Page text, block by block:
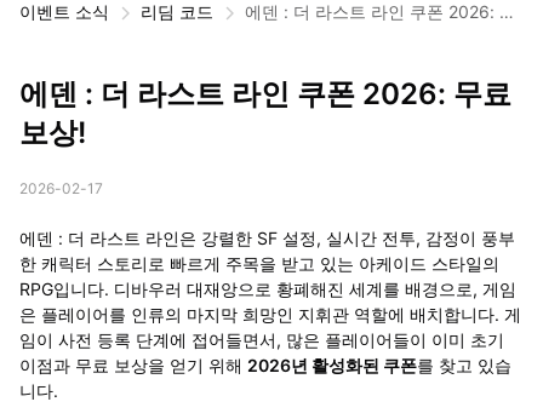
이벤트 소식 리딤 코드
에덴 : 더 라스트 라인 쿠폰 2026: 무
에덴 : 더 라스트 라인 쿠폰 2026: 무료
보상!
2026-02-17
에덴 : 더 라스트 라인은 강렬한 SF 설정, 실시간 전투, 감정이 풍부
한 캐릭터 스토리로 빠르게 주목을 받고 있는 아케이드 스타일의
RPG입니다. 디바우러 대재앙으로 황폐해진 세계를 배경으로, 게임
은 플레이어를 인류의 마지막 희망인 지휘관 역할에 배치합니다. 게
임이 사전 등록 단계에 접어들면서, 많은 플레이어들이 이미 초기
이점과 무료 보상을 얻기 위해 2026년 활성화된 쿠폰를 찾고 있습
니다.